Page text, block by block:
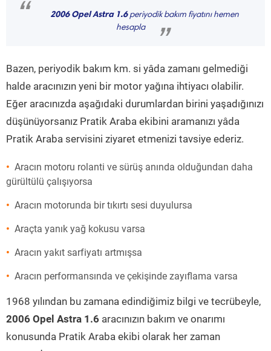
“ 2006 Opel Astra 1.6periyodik bakım fiyatını hemen
hesapla
”
Bazen, periyodik bakım km. si yâda zamanı gelmediği
halde aracınızın yeni bir motor yağına ihtiyacı olabilir.
Eğer aracınızda aşağıdaki durumlardan birini yaşadığınızı
düşünüyorsanız Pratik Araba ekibini aramanızı yâda
Pratik Araba servisini ziyaret etmenizi tavsiye ederiz.
Aracın motoru rolanti ve sürüş anında olduğundan daha
gürültülü çalışıyorsa
Aracın motorunda bir tıkırtı sesi duyulursa
Araçta yanık yağ kokusu varsa
Aracın yakıt sarfiyatı artmışsa
Aracın performansında ve çekişinde zayıflama varsa
1968 yılından bu zamana edindiğimiz bilgi ve tecrübeyle,
2006 Opel Astra 1.6 aracınızın bakım ve onarımı
konusunda Pratik Araba ekibi olarak her zaman